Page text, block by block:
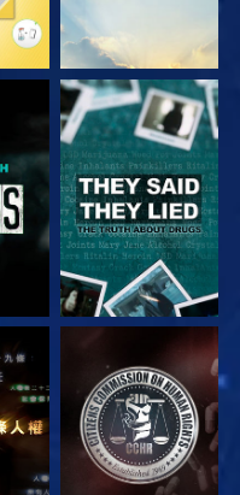
觀看
觀看